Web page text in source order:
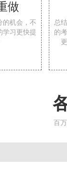
做
的机会，不
学习更快提
总
的
百